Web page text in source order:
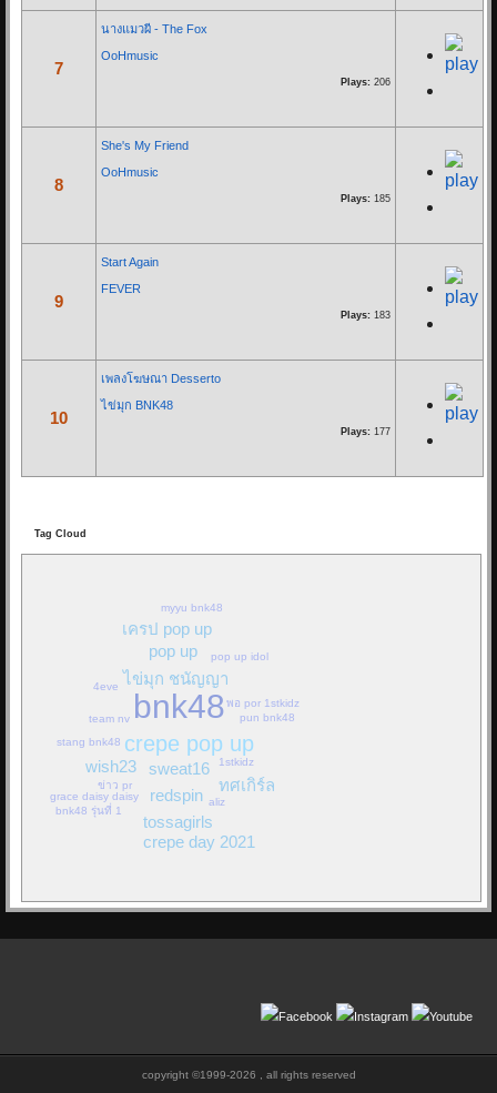
Re: วินาที Stang BNK48
25/11/18 08:21:12
วินาที
คำร้อง/ทำนอง : STANG BNK48 / ครูสุธี นามศิริเลิศ
เรียบเรียง : ครูสุธี นามศิริเลิศ (ครูธี ครีเอทีฟรายการโทรทัศน์)
จากคนธรรมดาที่ดูไม่มีค่ามากมาย
15/10/18 21:44:40
synthesizer pop เสียงอิ้งค์หวานมาก ดนตรีใสๆฟังก่อนนอนฝันหวานทั้งคืน
7
นางแมวผี - The Fox
OoHmusic
Plays: 206
8
She's My Friend
OoHmusic
Plays: 185
9
Start Again
FEVER
Plays: 183
10
เพลงโฆษณา Desserto
ไข่มุก BNK48
Plays: 177
Tag Cloud
bnk48
crepe pop up
sweat16
ไข่มุก ชนัญญา
redspin
pop up
tossagirls
crepe day 2021
เครป pop up
ทศเกิร์ล
wish23 1stkidz
grace daisy daisy
team nv
พอ por 1stkidz
myyu bnk48
stang bnk48
pun bnk48
ข่าว pr
pop up idol
4eve
aliz
bnk48 รุ่นที่ 1
copyright ©1999-2026 , all rights reserved